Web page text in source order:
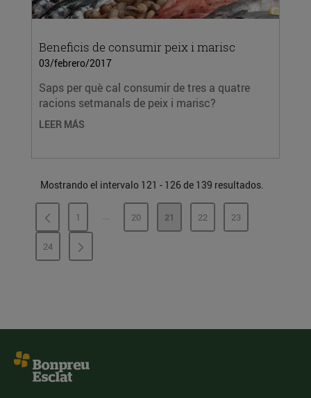
Beneficis de consumir peix i marisc
03/febrero/2017
Saps per què cal consumir de tres a quatre
racions setmanals de peix i marisc?
LEER MÁS
Mostrando el intervalo 121 - 126 de 139 resultados.
PÁGINA
1 ...PÁGINAS INTERMEDIAS
PÁGINA
20 PÁGINA
21 PÁGINA
22 PÁGINA
23
PÁGINA
24